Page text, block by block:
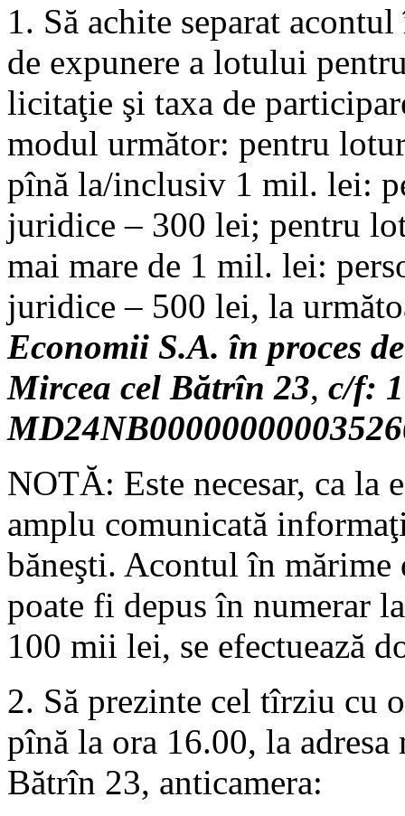
1. Să achite separat
de expunere a lotului
licitaţie şi taxa de
modul următor: pentru
pînă la/inclusiv 1 mil. lei:
juridice – 300 lei; pentru
mai mare de 1 mil. lei:
juridice – 500 lei, la
Economii S.A. în proces
Mircea cel Bătrîn 23, c/f:
NOTĂ: Este necesar, ca la
amplu comunicată
băneşti. Acontul în
poate fi depus în numerar
100 mii lei, se efectuează
2. Să prezinte cel tîrziu cu
pînă la ora 16.00, la
Bătrîn 23, anticamera: